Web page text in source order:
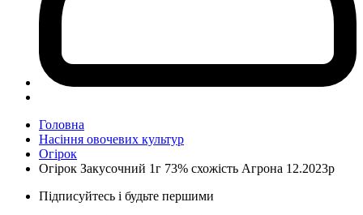
Головна
Насіння овочевих культур
Огірок
Огірок Закусочний 1г 73% схожість Агрона 12.2023р
Підписуйтесь і будьте першими